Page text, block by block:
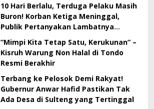
10 Hari Berlalu, Terduga Pelaku Masih
Buron! Korban Ketiga Meninggal,
Publik Pertanyakan Lambatnya
“Mimpi Kita Tetap Satu, Kerukunan” –
Kisruh Warung Non Halal di Tondo
Resmi Berakhir
Terbang ke Pelosok Demi Rakyat!
Gubernur Anwar Hafid Pastikan Tak
Ada Desa di Sulteng yang Tertinggal